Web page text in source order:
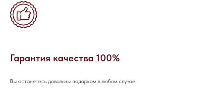
Гарантия качества 100%
Вы останетесь довольны подарком в любом случае
ВОПРОСЫ?
Если вы хотите узнать подробнее о